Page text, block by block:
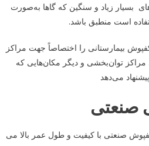
بسیار زیاد و سنگین که گاها به‌صورت
است منطبق باشد.
بیمارستانی را اختصاصاً جهت مراکز
مراکز توان‌بخشی و دیگر مکان‌هایی که
می‌دهد
صنعتی
صنعتی با کیفیت و طول عمر بالا می